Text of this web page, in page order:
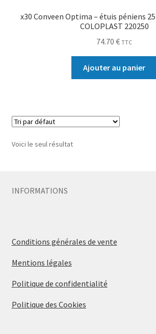
x30 Conveen Optima – étuis péniens
COLOPLAST 220250
74.70 € TTC
Ajouter au panier
Voici le seul résultat
INFORMATIONS
Conditions générales de vente
Mentions légales
Politique de confidentialité
Politique des Cookies